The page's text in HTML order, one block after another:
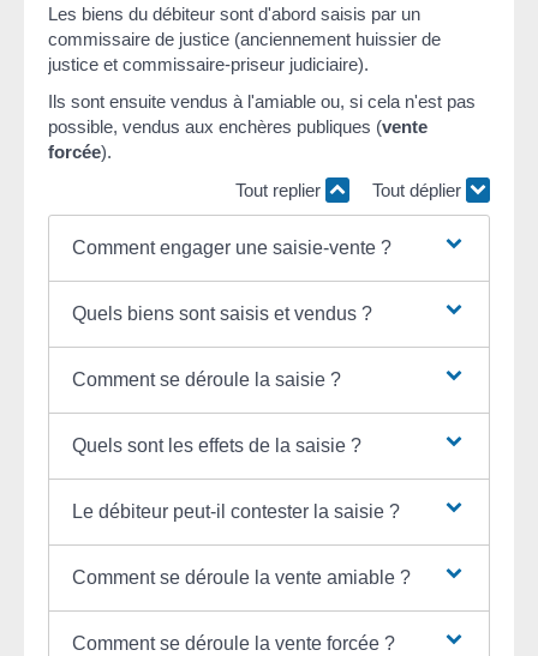
Les biens du débiteur sont d'abord saisis par un
commissaire de justice (anciennement huissier de
justice et commissaire-priseur judiciaire).
Ils sont ensuite vendus à l'amiable ou, si cela n'est pas
possible, vendus aux enchères publiques (vente
forcée).
Tout replier
Tout déplier
Comment engager une saisie-vente ?
Quels biens sont saisis et vendus ?
Comment se déroule la saisie ?
Quels sont les effets de la saisie ?
Le débiteur peut-il contester la saisie ?
Comment se déroule la vente amiable ?
Comment se déroule la vente forcée ?